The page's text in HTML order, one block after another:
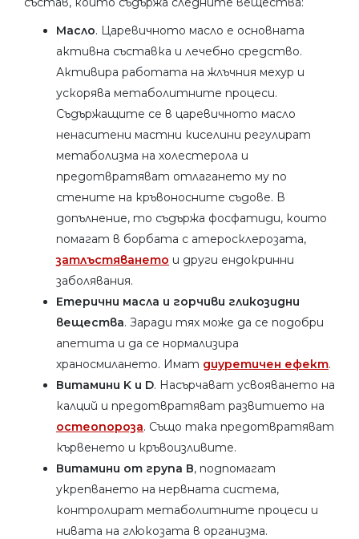
Масло. Царевичното масло е основната
активна съставка и лечебно средство.
Активира работата на жлъчния мехур и
ускорява метаболитните процеси.
Съдържащите се в царевичното масло
ненаситени мастни киселини регулират
метаболизма на холестерола и
предотвратяват отлагането му по
стените на кръвоносните съдове. В
допълнение, то съдържа фосфатиди, които
помагат в борбата с атеросклерозата,
затлъстяването и други ендокринни
заболявания.
Етерични масла и горчиви гликозидни
вещества. Заради тях може да се подобри
апетита и да се нормализира
храносмилането. Имат диуретичен ефект.
Витамини K и D. Насърчават усвояването на
калций и предотвратяват развитието на
остеопороза. Също така предотвратяват
кървенето и кръвоизливите.
Витамини от група В, подпомагат
укрепването на нервната система,
контролират метаболитните процеси и
нивата на глюкозата в организма.